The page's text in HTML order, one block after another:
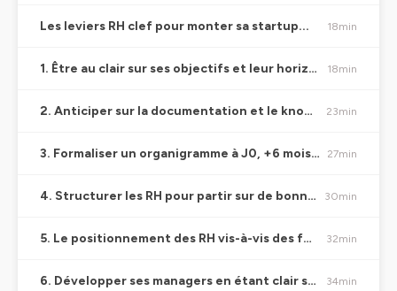
Les leviers RH clef pour monter sa startup... 18min
1. Être au clair sur ses objectifs et leur horizon de temps, car ils détermineront l'organisation 18min
2. Anticiper sur la documentation et le knowledge management pour éviter de le payer plus tard 23min
3. Formaliser un organigramme à J0, +6 mois et 12 mois pour clarifier les besoins, rôles et responsabilités 27min
4. Structurer les RH pour partir sur de bonnes bases 30min
5. Le positionnement des RH vis-à-vis des founders 32min
6. Développer ses managers en étant clair sur les attentes et comportements encouragés 34min